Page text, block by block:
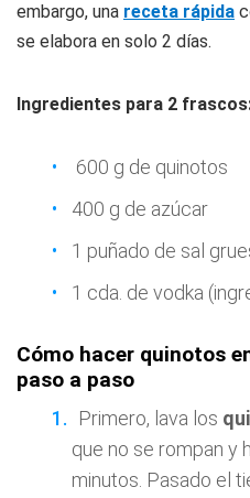
embargo, una receta rápida
se elabora en solo 2 días.
Ingredientes para 2
600 g de quinotos
400 g de azúcar
1 puñado de sal
1 cda. de vodka
Cómo hacer quinotos
paso a paso
Primero, lava los
que no se rompan y
minutos. Pasado el